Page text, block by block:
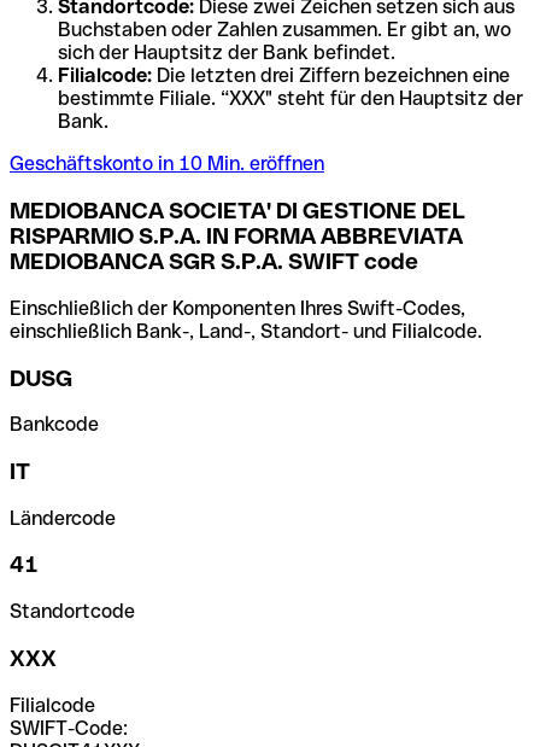
Standortcode: Diese zwei Zeichen setzen sich aus
Buchstaben oder Zahlen zusammen. Er gibt an, wo
sich der Hauptsitz der Bank befindet.
Filialcode: Die letzten drei Ziffern bezeichnen eine
bestimmte Filiale. “XXX" steht für den Hauptsitz der
Bank.
Geschäftskonto in 10 Min. eröffnen
MEDIOBANCA SOCIETA' DI GESTIONE DEL
RISPARMIO S.P.A. IN FORMA ABBREVIATA
MEDIOBANCA SGR S.P.A. SWIFT code
Einschließlich der Komponenten Ihres Swift-Codes,
einschließlich Bank-, Land-, Standort- und Filialcode.
DUSG
Bankcode
IT
Ländercode
41
Standortcode
XXX
Filialcode
SWIFT-Code: